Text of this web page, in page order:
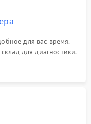
для вас время.
для диагностики.